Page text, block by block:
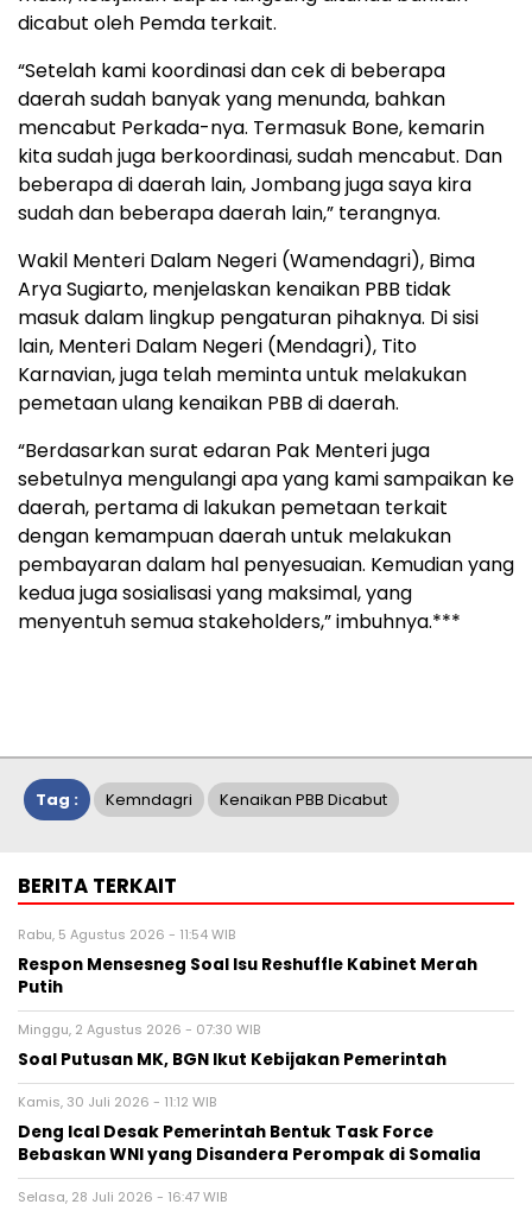
dicabut oleh Pemda terkait.
“Setelah kami koordinasi dan cek di beberapa
daerah sudah banyak yang menunda, bahkan
mencabut Perkada-nya. Termasuk Bone, kemarin
kita sudah juga berkoordinasi, sudah mencabut. Dan
beberapa di daerah lain, Jombang juga saya kira
sudah dan beberapa daerah lain,” terangnya.
Wakil Menteri Dalam Negeri (Wamendagri), Bima
Arya Sugiarto, menjelaskan kenaikan PBB tidak
masuk dalam lingkup pengaturan pihaknya. Di sisi
lain, Menteri Dalam Negeri (Mendagri), Tito
Karnavian, juga telah meminta untuk melakukan
pemetaan ulang kenaikan PBB di daerah.
“Berdasarkan surat edaran Pak Menteri juga
sebetulnya mengulangi apa yang kami sampaikan ke
daerah, pertama di lakukan pemetaan terkait
dengan kemampuan daerah untuk melakukan
pembayaran dalam hal penyesuaian. Kemudian yang
kedua juga sosialisasi yang maksimal, yang
menyentuh semua stakeholders,” imbuhnya.***
Tag : Kemndagri Kenaikan PBB Dicabut
BERITA TERKAIT
Rabu, 5 Agustus 2026 - 11:54 WIB
Respon Mensesneg Soal Isu Reshuffle Kabinet Merah
Putih
Minggu, 2 Agustus 2026 - 07:30 WIB
Soal Putusan MK, BGN Ikut Kebijakan Pemerintah
Kamis, 30 Juli 2026 - 11:12 WIB
Deng Ical Desak Pemerintah Bentuk Task Force
Bebaskan WNI yang Disandera Perompak di Somalia
Selasa, 28 Juli 2026 - 16:47 WIB